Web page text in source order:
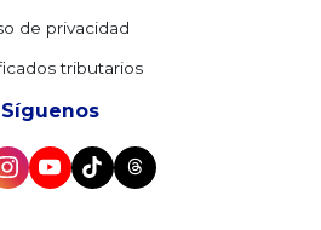
de privacidad
tributarios
Síguenos